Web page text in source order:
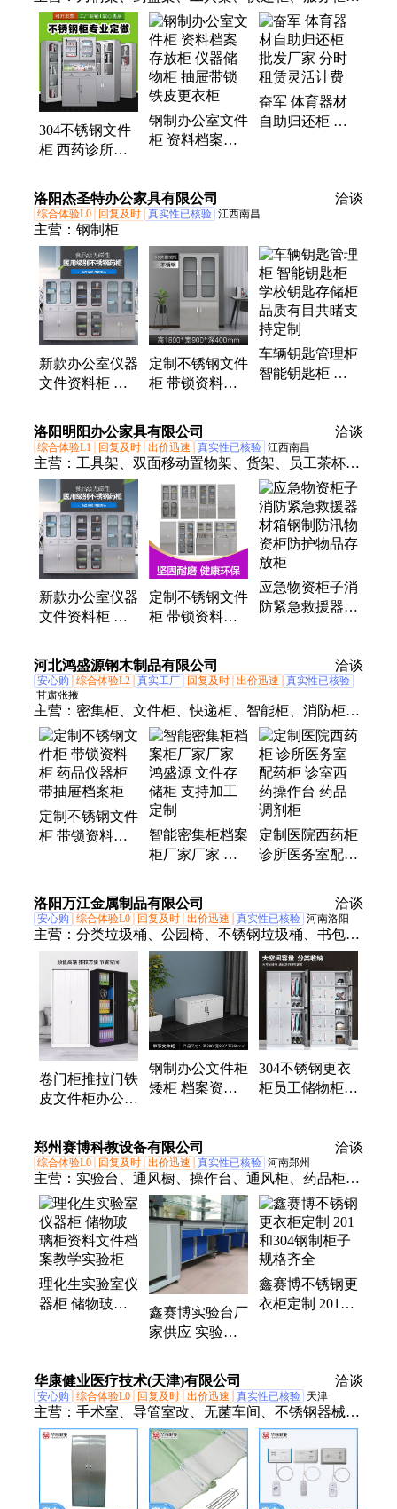
水杯柜、手机柜、餐具柜、防磁柜、共享柜、文件
柜、零件柜、课桌椅、行军床、小推车、主播台、上
下床、安全帽、儿童床、洗手盆、存放架、垃圾桶、
高架床、学习桌、操作台
304不锈钢文件
柜 西药诊所仪
储物柜玻璃抽
可定制
钢制办公室文件
柜 资料档案存
皮更衣柜
奋军 体育器材
自助归还柜 批
洛阳杰圣特办公家具有限公司 洽谈
综合体验L0 回复及时 真实性已核验 江西南昌
主营： 钢制柜
新款办公室仪器
文件资料柜 诊
台支持定制
定制不锈钢文件
柜 带锁资料柜
抽屉档案柜
车辆钥匙管理柜
智能钥匙柜 学
洛阳明阳办公家具有限公司 洽谈
综合体验L1 回复及时 出价迅速 真实性已核验 江西南昌
主营： 工具架、双面移动置物架、货架、员工茶杯
柜、不锈钢洁净衣柜、手机存放充电柜、工具柜、文
件柜、铁架床、防静电工作台、公寓床
新款办公室仪器
文件资料柜 诊
台支持定制
定制不锈钢文件
柜 带锁资料柜
抽屉档案柜
应急物资柜子消
防紧急救援器材
河北鸿盛源钢木制品有限公司 洽谈
安心购 综合体验L2 真实工厂 回复及时 出价迅速
真实性已核验
甘肃张掖
主营： 密集柜、文件柜、快递柜、智能柜、消防柜、
鞋柜、不锈钢柜、枪柜、更衣柜、密集架、钢制书
架、信报箱
定制不锈钢文件
柜 带锁资料柜
智能密集柜档案
柜厂家厂家 鸿
柜 支持加工定
制
定制医院西药柜
诊所医务室配药
作台 药品调剂
柜
洛阳万江金属制品有限公司 洽谈
安心购 综合体验L0 回复及时 出价迅速 真实性已核验 河南洛阳
主营： 分类垃圾桶、公园椅、不锈钢垃圾桶、书包
柜、储物柜、ABS塑料更衣柜、文件柜、更衣柜、花
箱、双层床、公寓床、密集架、书架
卷门柜推拉门铁
皮文件柜办公室
子储物柜落地仪
器柜
钢制办公文件柜
矮柜 档案资料
可选
304不锈钢更衣
柜员工储物柜水
郑州赛博科教设备有限公司 洽谈
综合体验L0 回复及时 出价迅速 真实性已核验 河南郑州
主营： 实验台、通风橱、操作台、通风柜、药品柜、
试剂柜、器皿柜、Pp药品柜、钢木实验台
理化生实验室仪
器柜 储物玻璃
鑫赛博实验台厂
家供应 实验室
边台按需定制
鑫赛博不锈钢更
衣柜定制 201和
华康健业医疗技术(天津)有限公司 洽谈
安心购 综合体验L0 回复及时 出价迅速 真实性已核验 天津
主营： 手术室、导管室改、无菌车间、不锈钢器械
柜、无尘车间、净化系统、净化施工、净化工程、建
筑施工、净化车间、洁净工程、洁净车间、净化板安
装、洁净实验室、无菌实验室、无尘洁净工、生物实
验室、空气净化装置、净化装修施工、无尘洁净手术